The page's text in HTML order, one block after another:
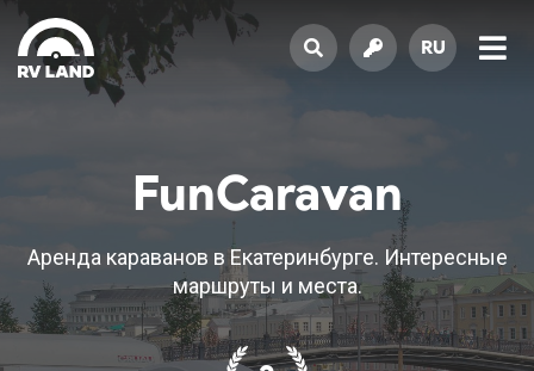
RU
FunCaravan
Аренда караванов в Екатеринбурге. Интересные
маршруты и места.